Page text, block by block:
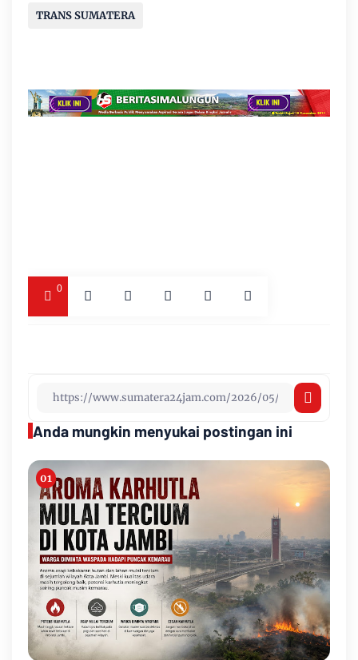
TRANS SUMATERA
0
Anda mungkin menyukai postingan ini